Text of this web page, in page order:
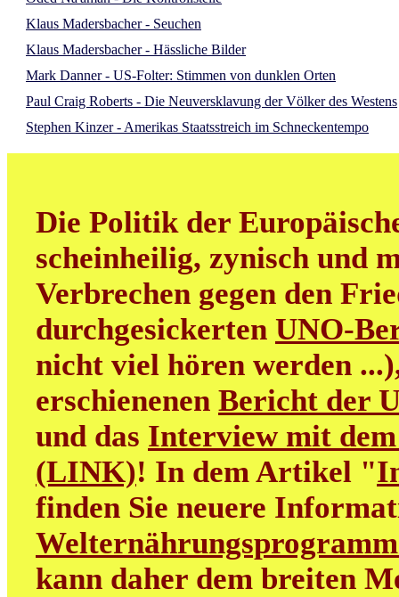
Klaus Madersbacher - Seuchen
Klaus Madersbacher - Hässliche Bilder
Mark Danner - US-Folter: Stimmen von dunklen Orten
Paul Craig Roberts - Die Neuversklavung der Völker des Westens
Stephen Kinzer - Amerikas Staatsstreich im Schneckentempo
Die Politik der
scheinheilig, zynisch und
Verbrechen gegen den
durchgesickerten UNO-
nicht viel hören werden
erschienenen Bericht der
und das Interview mit
(LINK)! In dem Artikel "
finden Sie neuere
kann daher dem breiten